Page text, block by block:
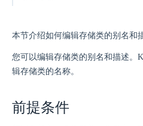
本节介绍如何编辑存储类的别名和
您可以编辑存储类的别名和描述。
辑存储类的名称。
前提条件